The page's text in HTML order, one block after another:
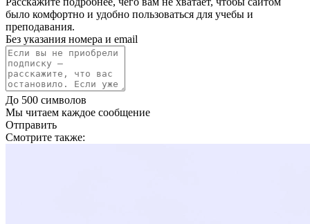
было комфортно и удобно пользоваться для учебы и
преподавания.
Без указания номера и email
До 500 символов
Мы читаем каждое сообщение
Отправить
Смотрите также: